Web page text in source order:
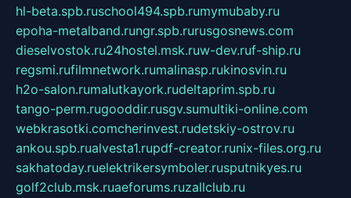
hl-beta.spb.ruschool494.spb.rumymubaby.ru
epoha-metalband.rungr.spb.rurusgosnews.com
dieselvostok.ru24hostel.msk.ruw-dev.ruf-ship.ru
regsmi.rufilmnetwork.rumalinasp.rukinosvin.ru
h2o-salon.rumalutkayork.rudeltaprim.spb.ru
tango-perm.rugooddir.rusgv.sumultiki-online.com
webkrasotki.comcherinvest.rudetskiy-ostrov.ru
ankou.spb.rualvesta1.rupdf-creator.runix-files.org.ru
sakhatoday.ruelektrikersymboler.rusputnikyes.ru
golf2club.msk.ruaeforums.ruzallclub.ru